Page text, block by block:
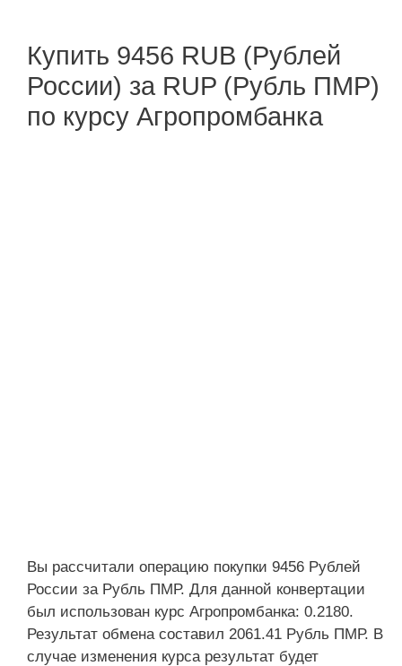
Купить 9456 RUB (Рублей
России) за RUP (Рубль ПМР)
по курсу Агропромбанка
Вы рассчитали операцию покупки 9456 Рублей
России за Рубль ПМР. Для данной конвертации
был использован курс Агропромбанка: 0.2180.
Результат обмена составил 2061.41 Рубль ПМР. В
случае изменения курса результат будет